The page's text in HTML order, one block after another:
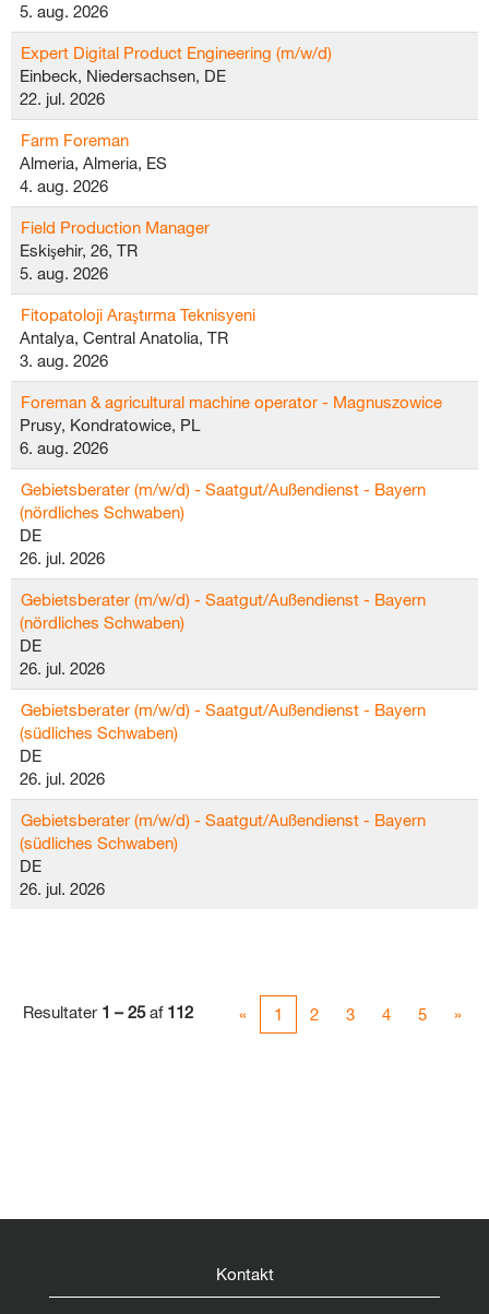
5. aug. 2026
Expert Digital Product Engineering (m/w/d)
Einbeck, Niedersachsen, DE
22. jul. 2026
Farm Foreman
Almeria, Almeria, ES
4. aug. 2026
Field Production Manager
Eskişehir, 26, TR
5. aug. 2026
Fitopatoloji Araştırma Teknisyeni
Antalya, Central Anatolia, TR
3. aug. 2026
Foreman & agricultural machine operator - Magnuszowice
Prusy, Kondratowice, PL
6. aug. 2026
Gebietsberater (m/w/d) - Saatgut/Außendienst - Bayern
(nördliches Schwaben)
DE
26. jul. 2026
Gebietsberater (m/w/d) - Saatgut/Außendienst - Bayern
(nördliches Schwaben)
DE
26. jul. 2026
Gebietsberater (m/w/d) - Saatgut/Außendienst - Bayern
(südliches Schwaben)
DE
26. jul. 2026
Gebietsberater (m/w/d) - Saatgut/Außendienst - Bayern
(südliches Schwaben)
DE
26. jul. 2026
Resultater 1 – 25af 112 « 1 2 3 4 5 »
Kontakt